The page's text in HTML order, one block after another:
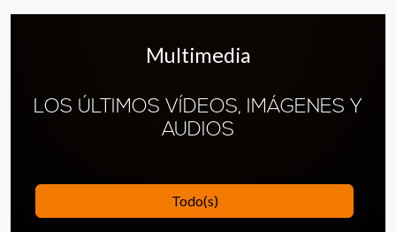
Multimedia
LOS ÚLTIMOS VÍDEOS, IMÁGENES Y
AUDIOS
Todo(s)